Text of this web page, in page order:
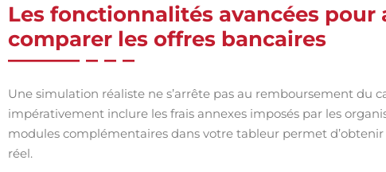
Les fonctionnalités avancées
comparer les offres bancaires
Une simulation réaliste ne s’arrête pas au remboursement du
impérativement inclure les frais annexes imposés par les
modules complémentaires dans votre tableur permet
réel.